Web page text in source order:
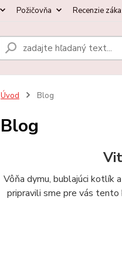
Požičovňa Recenzie
Úvod Blog
Blog
Vôňa dymu, bublajúci kotlík
pripravili sme pre vás